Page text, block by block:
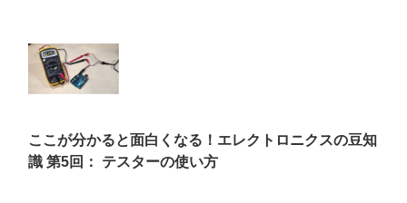
ここが分かると面白くなる！エレクトロニクスの豆知
識 第5回： テスターの使い方